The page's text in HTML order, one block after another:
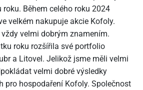
roku. Během celého roku 2024
velkém nakupuje akcie Kofoly.
velmi dobrým znamením.
roku rozšířila své portfolio
a Litovel. Jelikož jsme měli velmi
velmi dobré výsledky
pro hospodaření Kofoly. Společnost